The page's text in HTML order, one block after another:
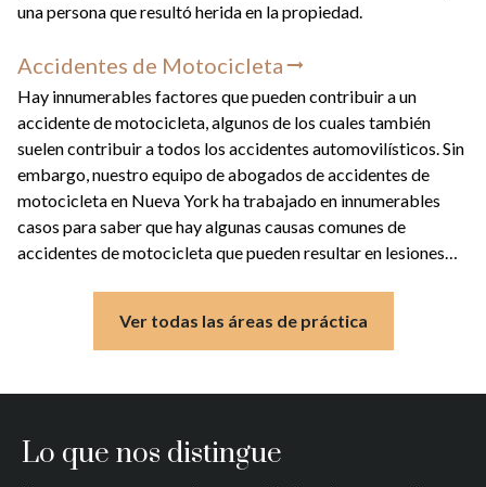
una persona que resultó herida en la propiedad.
Accidentes de Motocicleta
Hay innumerables factores que pueden contribuir a un
accidente de motocicleta, algunos de los cuales también
suelen contribuir a todos los accidentes automovilísticos. Sin
embargo, nuestro equipo de abogados de accidentes de
motocicleta en Nueva York ha trabajado en innumerables
casos para saber que hay algunas causas comunes de
accidentes de motocicleta que pueden resultar en lesiones
Ver todas las áreas de práctica
Lo que nos distingue